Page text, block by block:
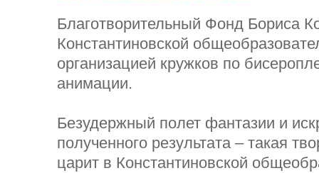
Благотворительный Фонд Бориса
Константиновской
организацией кружков по
анимации.
Безудержный полет фантазии и
полученного результата – такая
царит в Константиновской